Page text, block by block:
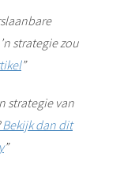
strategie zou
”
strategie van
Bekijk dan dit
”